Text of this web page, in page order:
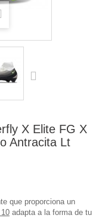
X Elite FG X
Antracita Lt
que proporciona un
adapta a la forma de tu